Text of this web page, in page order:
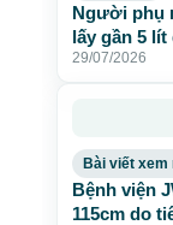
Người phụ
lấy gần 5 lít
nhân tạo
29/07/2026
Bài viết xem
Bệnh viện
115cm do